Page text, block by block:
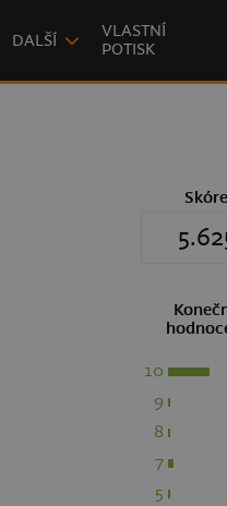
DALŠÍ
VLASTNÍ
POTISK
Skóre
10
9
8
7
5